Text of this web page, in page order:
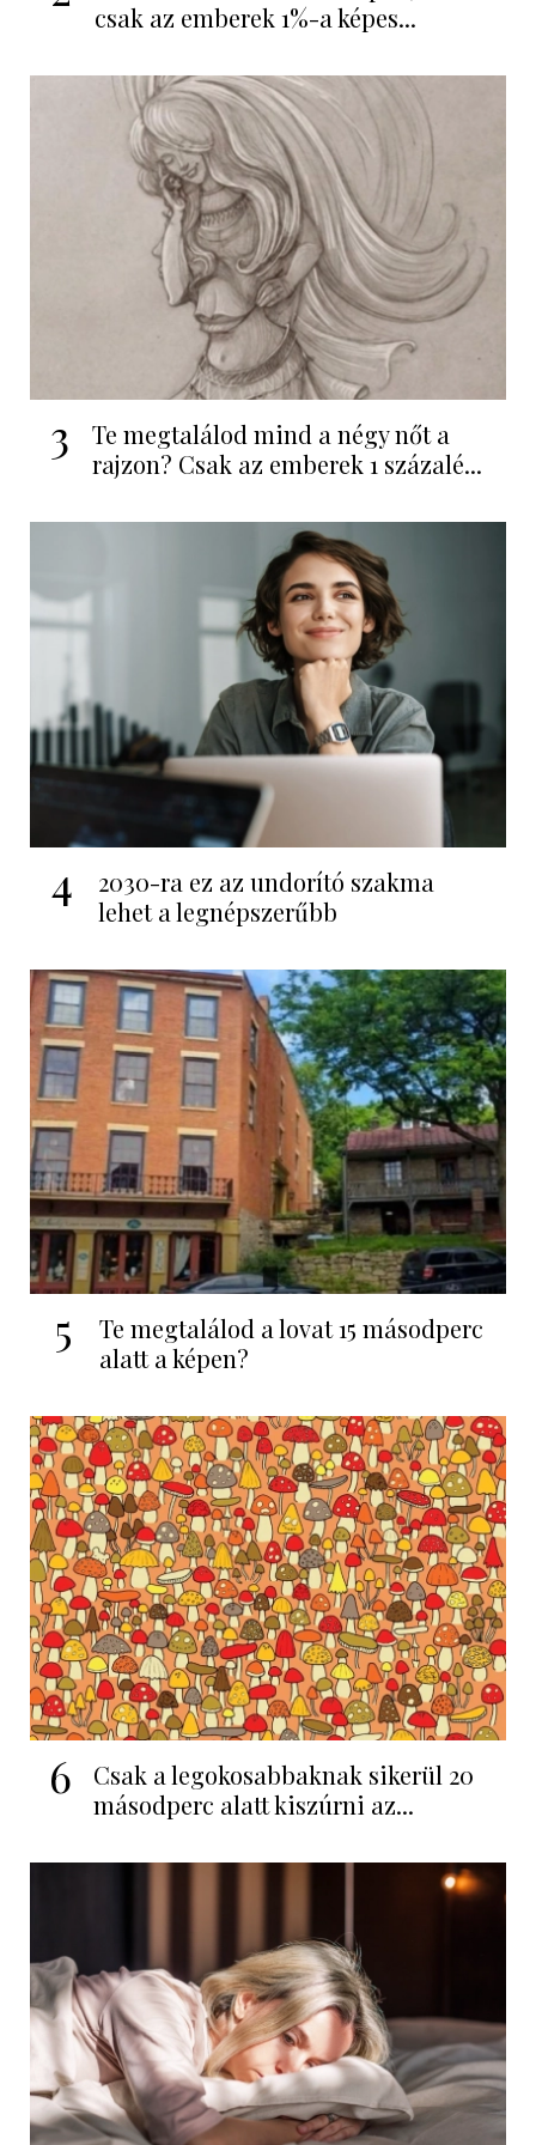
csak az emberek 1%-a képes...
3
Te megtalálod mind a négy nőt a
rajzon? Csak az emberek 1 százalé...
4
2030-ra ez az undorító szakma
lehet a legnépszerűbb
5
Te megtalálod a lovat 15 másodperc
alatt a képen?
6
Csak a legokosabbaknak sikerül 20
másodperc alatt kiszúrni az...